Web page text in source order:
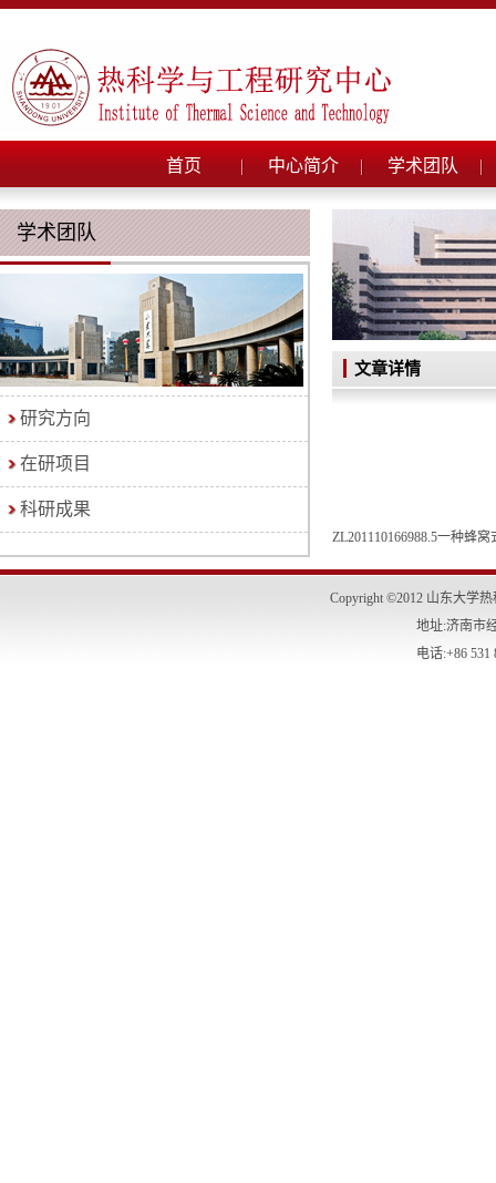
首页 中心简介 学术团队
学术团队
研究方向
在研项目
科研成果
文章详情
ZL201110166988.5一种蜂
Copyright ©2012 山东大学
地址:济南市
电话:+86 531